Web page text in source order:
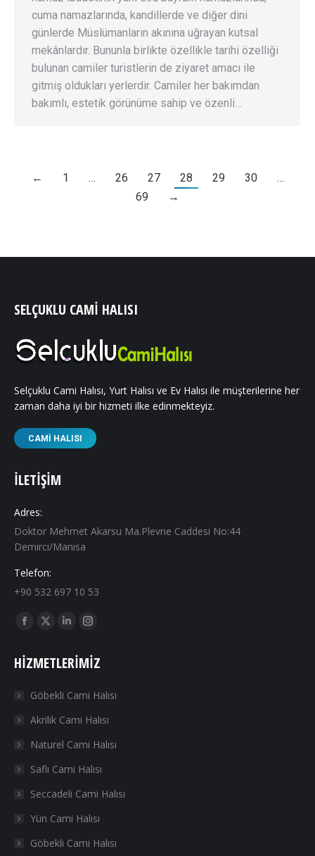
cuma namazlarında, kandillerde ve diğer dini
günlerde Müslümanların akınına uğrayan kutsal
mekânlardır. Bununla birlikte özellikle tarihi özelliği
bulunan camiler turistlerin de ziyaret amacı ile
gitmiş oldukları yerlerdir. Camiler her bakımdan
bakımlı, estetik görünüme sahip ve özenli…
← 1 … 26 27 28 29 30
…
69
→
SELÇUKLU CAMI HALISI
Selçuklu Cami Halısı, Yurt Halısı ve Ev Halısı ile müşterilerine her
zaman daha iyi bir hizmeti ilke edinmekteyiz.
CAMI HALISI
İLETIŞIM
Adres:
Doktor Mehmet Akarsu Ma.Plevne Caddesi No:44
Demirci/Manisa
Telefon:
+90 532 697 10 53
Find us on:
Facebook
opens
new
window
X
opens
new
window
Linkedin
opens
new
window
Instagram
opens
new
window
HIZMETLERIMIZ
Göbekli Cami Halısı
Akrilik Cami Halısı
Naturel Cami Halısı
Saflı Cami Halısı
Seccadeli Cami Halısı
Yün Cami Halısı
Göbekli Cami Halısı